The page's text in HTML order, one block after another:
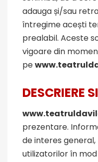
adauga și/sau
întregime acești
prealabil. Aceste
vigoare din
pe
DESCRIERE
prezentare.
de interes general,
utilizatorilor în